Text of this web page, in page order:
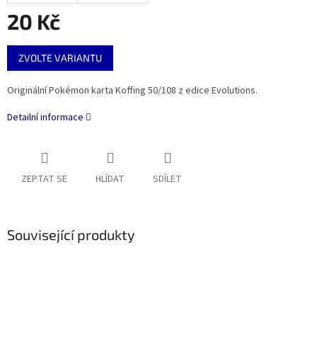
20 Kč
Měrná
cena:
ZVOLTE VARIANTU
Originální Pokémon karta Koffing 50/108 z edice Evolutions.
Detailní informace
ZEPTAT SE HLÍDAT SDÍLET
Související produkty